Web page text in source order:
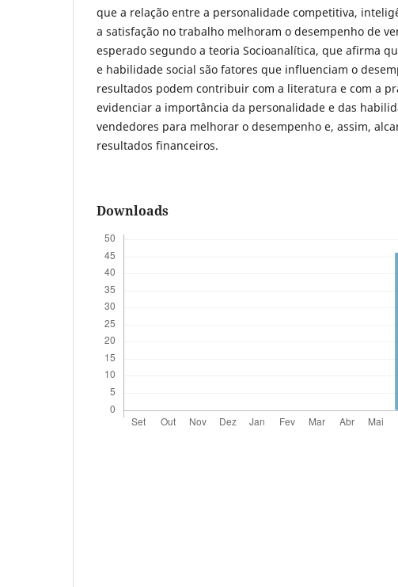
que a relação entre a personalidade competitiva,
a satisfação no trabalho melhoram o desempenho de
esperado segundo a teoria Socioanalítica, que afirma
e habilidade social são fatores que influenciam o
resultados podem contribuir com a literatura e com a
evidenciar a importância da personalidade e das
vendedores para melhorar o desempenho e, assim,
resultados financeiros.
Downloads